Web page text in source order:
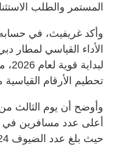
المستمر والطلب
وأكد غريفيث، في
تحطيم الأرقام
وأوضح أن يوم الثالث
أعلى عدد مسافرين في